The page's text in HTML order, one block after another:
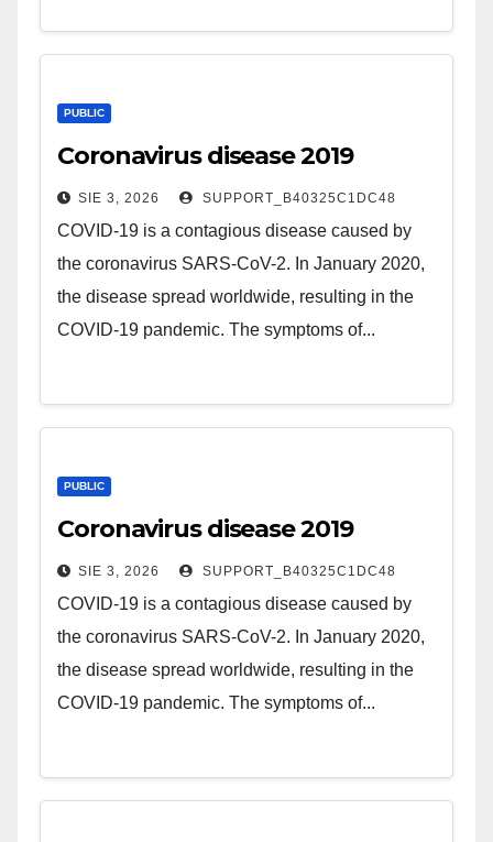
PUBLIC
Coronavirus disease 2019
SIE 3, 2026 SUPPORT_B40325C1DC48
COVID-19 is a contagious disease caused by
the coronavirus SARS-CoV-2. In January 2020,
the disease spread worldwide, resulting in the
COVID-19 pandemic. The symptoms of...
PUBLIC
Coronavirus disease 2019
SIE 3, 2026 SUPPORT_B40325C1DC48
COVID-19 is a contagious disease caused by
the coronavirus SARS-CoV-2. In January 2020,
the disease spread worldwide, resulting in the
COVID-19 pandemic. The symptoms of...